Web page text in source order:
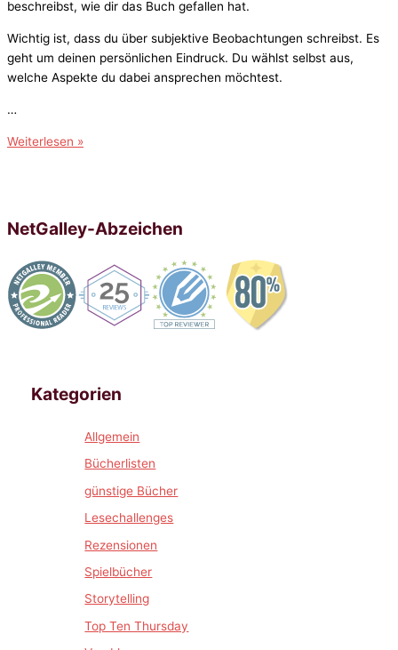
beschreibst, wie dir das Buch gefallen hat.
Wichtig ist, dass du über subjektive Beobachtungen schreibst. Es
geht um deinen persönlichen Eindruck. Du wählst selbst aus,
welche Aspekte du dabei ansprechen möchtest.
…
Die
Schreiben
großartiger
Rezensionen
Weiterlesen »
NetGalley-Abzeichen
Kategorien
Allgemein
Bücherlisten
günstige Bücher
Lesechallenges
Rezensionen
Spielbücher
Storytelling
Top Ten Thursday